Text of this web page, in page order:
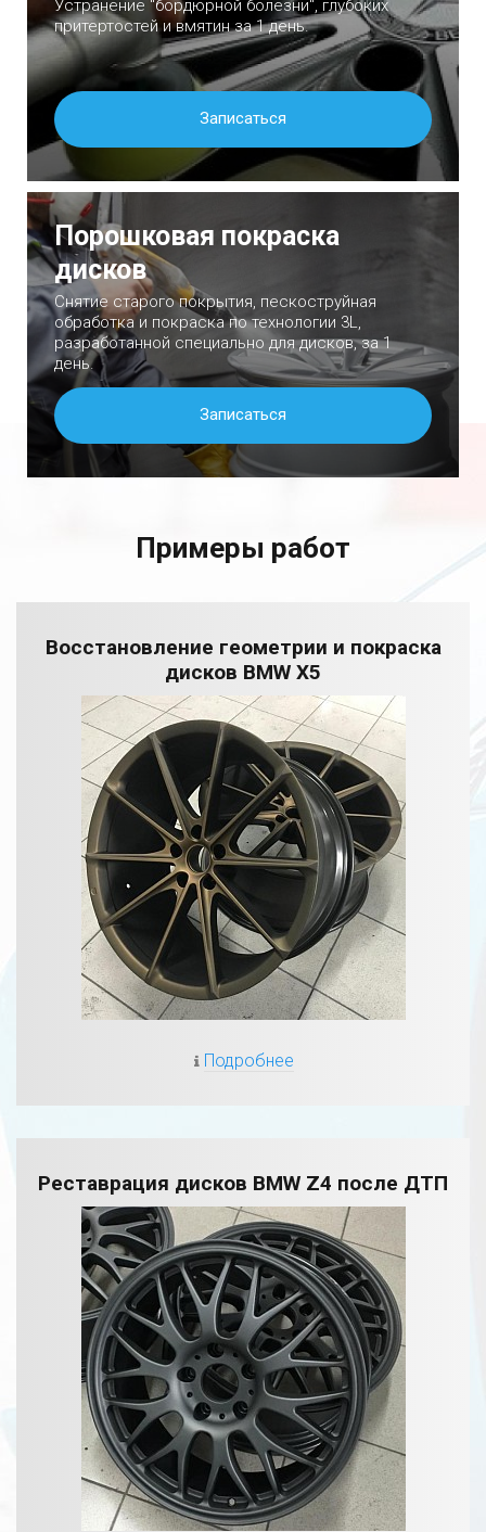
Устранение "бордюрной болезни", глубоких
притертостей и вмятин за 1 день.
Записаться
Порошковая покраска
дисков
Снятие старого покрытия, пескоструйная
обработка и покраска по технологии 3L,
разработанной специально для дисков, за 1
день.
Записаться
Примеры работ
Восстановление геометрии и покраска
дисков BMW X5
Подробнее
Реставрация дисков BMW Z4 после ДТП